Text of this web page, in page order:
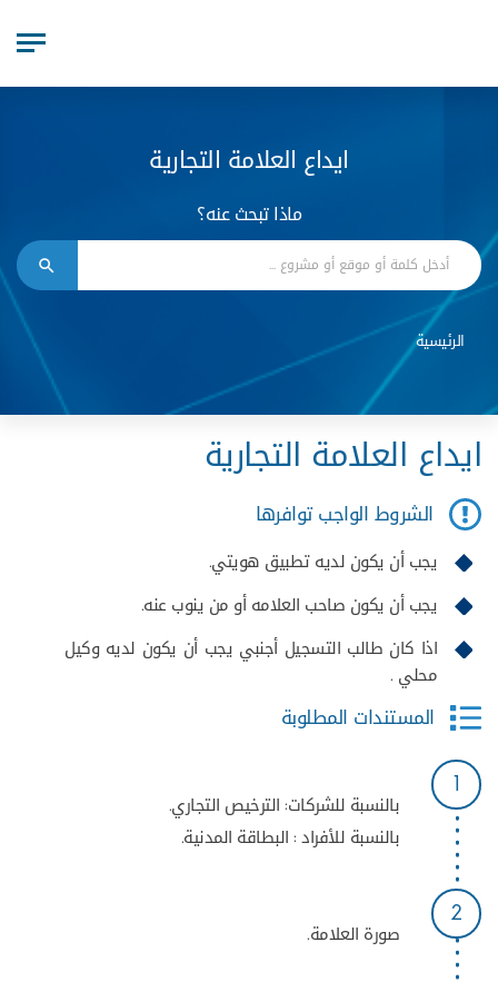
ايداع العلامة التجارية
ماذا تبحث عنه؟
الرئيسية
ايداع العلامة التجارية
الشروط الواجب توافرها
يجب أن يكون لديه تطبيق هويتي.
يجب أن يكون صاحب العلامه أو من ينوب عنه.
اذا كان طالب التسجيل أجنبي يجب أن يكون لديه وكيل
محلي .
المستندات المطلوبة
1
بالنسبة للشركات: الترخيص التجاري.
بالنسبة للأفراد : البطاقة المدنية.
2 صورة العلامة.